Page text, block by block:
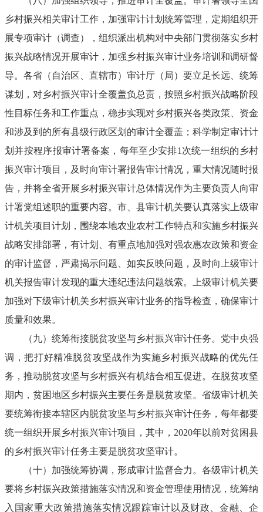
乡村振兴相关审计工作，加强审计计划统筹管理，定期组织开
展专项审计（调查），组织派出机构对中央部门贯彻落实乡村
振兴战略情况开展审计，加强乡村振兴审计业务培训和调研督
导。各省（自治区、直辖市）审计厅（局）要立足长远、统筹
谋划，对乡村振兴审计全覆盖负总责，按照乡村振兴战略阶段
性目标任务和工作重点，稳步实现对乡村振兴各类政策、资金
和涉及到的所有县级行政区划的审计全覆盖；科学制定审计计
划并按程序报审计署备案，每年至少安排1次统一组织的乡村
振兴审计项目，及时向审计署报告审计情况，重大情况随时报
告，并将全省开展乡村振兴审计总体情况作为主要负责人向审
计署党组述职的重要内容。市、县审计机关要认真落实上级审
计机关项目计划，围绕本地农业农村工作特点和实施乡村振兴
战略安排部署，有计划、有重点地加强对强农惠农政策和资金
的审计监督，严肃揭示问题、如实反映问题，及时向上级审计
机关报告审计发现的重大违纪违法问题线索。上级审计机关要
加强对下级审计机关乡村振兴审计业务的指导检查，确保审计
质量和效果。
（九）统筹衔接脱贫攻坚与乡村振兴审计任务。党中央强
调，把打好精准脱贫攻坚战作为实施乡村振兴战略的优先任
务，推动脱贫攻坚与乡村振兴有机结合相互促进。在脱贫攻坚
期内，贫困地区乡村振兴主要任务是脱贫攻坚。省级审计机关
要统筹衔接本辖区内脱贫攻坚与乡村振兴审计任务，每年都要
统一组织开展乡村振兴审计项目，其中，2020年以前对贫困县
的乡村振兴审计任务主要是脱贫攻坚审计。
（十）加强统筹协调，形成审计监督合力。各级审计机关
要将乡村振兴政策措施落实情况和资金管理使用情况，统筹纳
入国家重大政策措施落实情况跟踪审计以及财政、金融、企